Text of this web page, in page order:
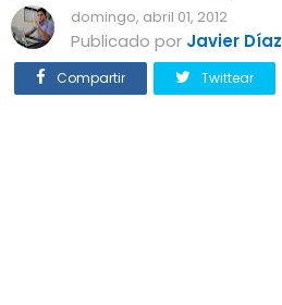
d
e
l
a
domingo, abril 01, 2012
Publicado por Javier Díaz
Compartir Twittear